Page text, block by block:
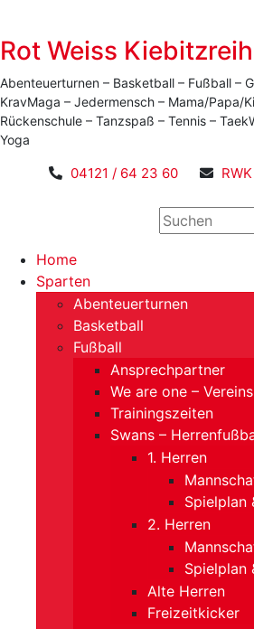
Rot Weiss
Abenteuerturnen – Basketball – Fußball –
KravMaga – Jedermensch – Mama/Papa/
Rückenschule – Tanzspaß – Tennis –
Yoga
04121 / 64 23 60
Menü
Home
Sparten
Abenteuerturnen
Basketball
Fußball
Ansprechpartner
We are one –
Trainingszeiten
Swans –
1. Herren
Spielplan
2. Herren
Spielplan
Alte Herren
Freizeitkicker